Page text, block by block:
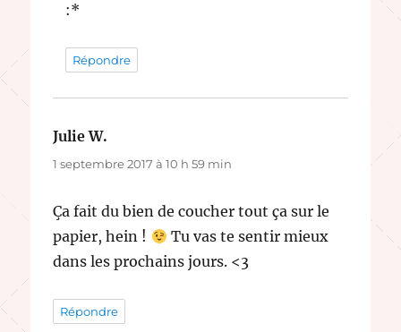
:*
Répondre
Julie W.
1 septembre 2017 à 10 h 59 min
Ça fait du bien de coucher tout ça sur le
papier, hein !
Tu vas te sentir mieux
dans les prochains jours. <3
Répondre